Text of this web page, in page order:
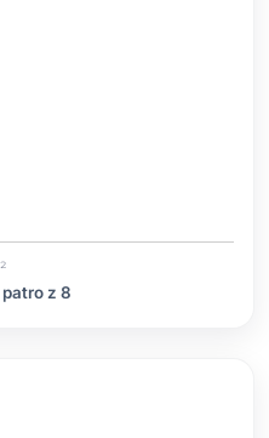
patro z 8